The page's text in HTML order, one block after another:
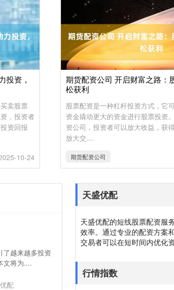
投资，
卖股票
，投资者
资回报
10-24
期货配资公司 开启财富之路：
松获利
股票配资是一种杠杆投资方式，它
资金撬动更大的资金进行股票投资
资公司，投资者可以放大收益，获
放大交....
期货配资公司
了越来越多投资
文将为....
配
天盛优配
天盛优配的短线股票配资服
效率。通过专业的配资方案
交易者可以在短时间内优化资
行情指数